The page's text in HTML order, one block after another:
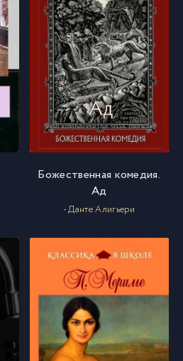
Божественная комедия.
Ад
- Данте Алигьери